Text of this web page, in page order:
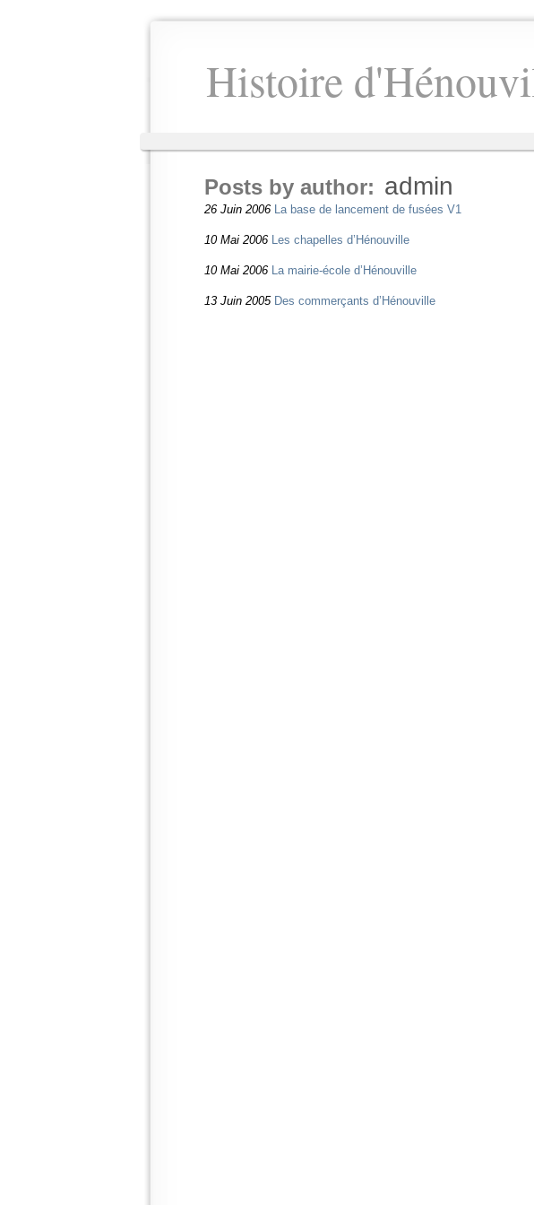
Histoire
Posts by author: admin
26 Juin 2006 La base de lancement de fusées V1
10 Mai 2006 Les chapelles d’Hénouville
10 Mai 2006 La mairie-école d’Hénouville
13 Juin 2005 Des commerçants d’Hénouville